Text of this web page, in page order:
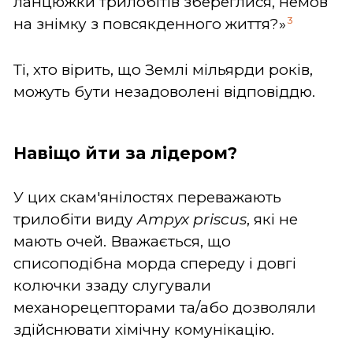
на знімку з повсякденного життя?» 3
Ті, хто вірить, що Землі мільярди років,
можуть бути незадоволені відповіддю.
Навіщо йти за лідером?
У цих скам'янілостях переважають
трилобіти видуAmpyx priscus, які не
мають очей. Вважається, що
списоподібна морда спереду і довгі
колючки ззаду слугували
механорецепторами та/або дозволяли
здійснювати хімічну комунікацію.